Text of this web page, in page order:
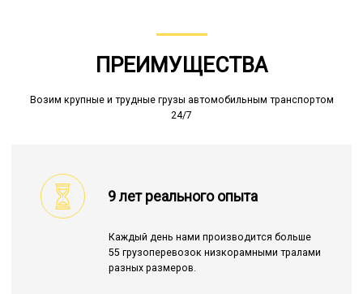
ПРЕИМУЩЕСТВА
Возим крупные и трудные грузы автомобильным транспортом
24/7
9 лет реального опыта
Каждый день нами производится больше
55 грузоперевозок низкорамными тралами
разных размеров.